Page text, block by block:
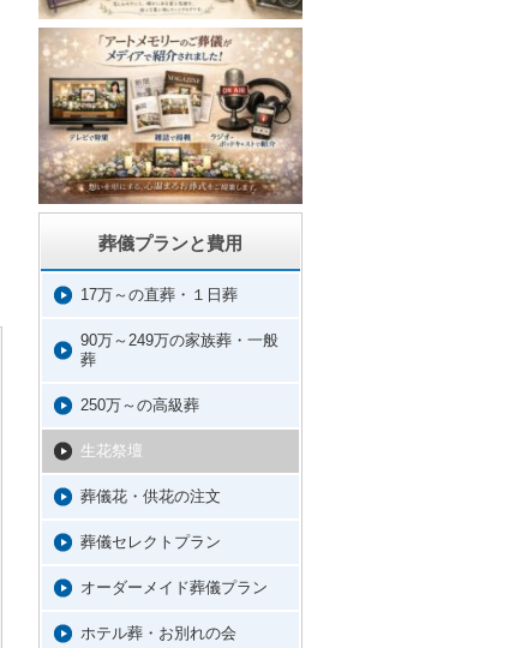
葬儀プランと費用
17万～の直葬・１日葬
90万～249万の家族葬・一般
葬
250万～の高級葬
生花祭壇
葬儀花・供花の注文
葬儀セレクトプラン
オーダーメイド葬儀プラン
ホテル葬・お別れの会